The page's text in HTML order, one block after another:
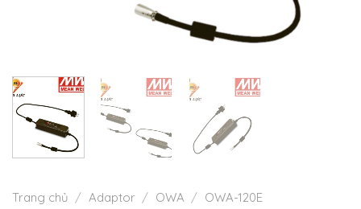
Trang chủ / Adaptor / OWA / OWA-120E